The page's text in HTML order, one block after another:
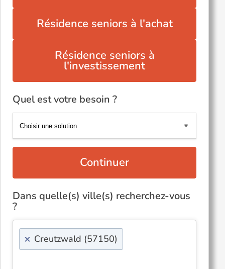
Résidence seniors à l'achat
Résidence seniors à
l'investissement
Quel est votre besoin ?
Continuer
Dans quelle(s) ville(s) recherchez-vous
?
× Creutzwald (57150)